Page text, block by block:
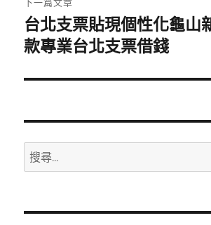
下
一
文
台北支票貼現個性化龜山
款專業台北支票借錢
搜
尋
鍵